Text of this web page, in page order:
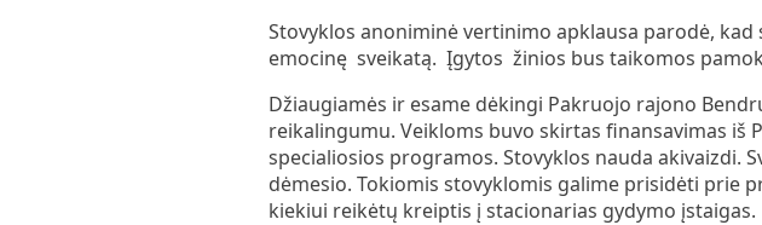
Stovyklos anoniminė vertinimo apklausa parodė,
emocinę sveikatą. Įgytos žinios bus taikomos
Džiaugiamės ir esame dėkingi Pakruojo rajono
reikalingumu. Veikloms buvo skirtas finansavimas iš
specialiosios programos. Stovyklos nauda akivaizdi.
dėmesio. Tokiomis stovyklomis galime prisidėti prie
kiekiui reikėtų kreiptis į stacionarias gydymo įstaigas.